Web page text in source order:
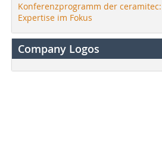
Konferenzprogramm der
Expertise im Fokus
Company Logos